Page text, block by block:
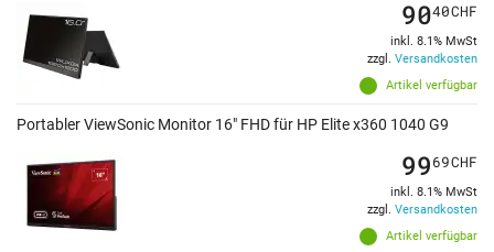
Artikel verfügbar
9040CHF
inkl. 8.1% MwSt
zzgl. Versandkosten
Portabler ViewSonic Monitor 16" FHD für HP Elite x360 1040 G9
Artikel verfügbar
9969CHF
inkl. 8.1% MwSt
zzgl. Versandkosten